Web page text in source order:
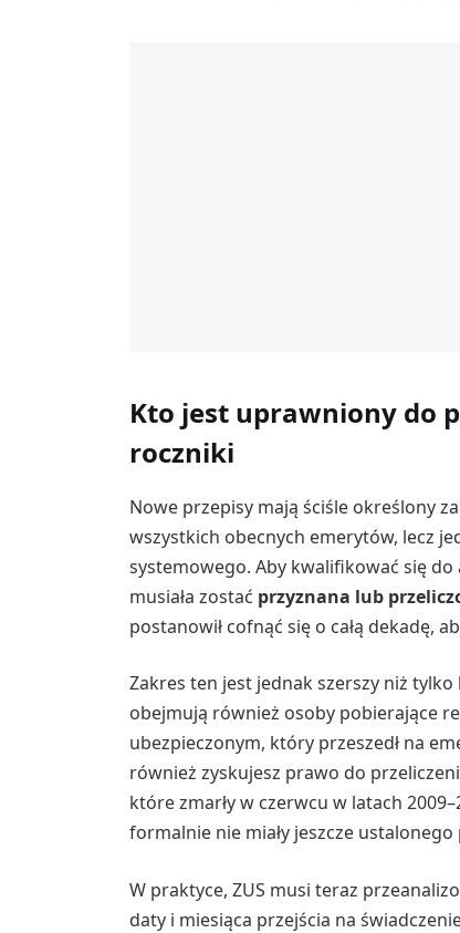
Kto jest uprawniony do
roczniki
Nowe przepisy mają ściśle określony
wszystkich obecnych emerytów, lecz
systemowego. Aby kwalifikować się
musiała zostać przyznana lub
postanowił cofnąć się o całą dekadę,
Zakres ten jest jednak szerszy niż
obejmują również osoby pobierające
ubezpieczonym, który przeszedł na
również zyskujesz prawo do
które zmarły w czerwcu w latach
formalnie nie miały jeszcze
W praktyce, ZUS musi teraz
daty i miesiąca przejścia na